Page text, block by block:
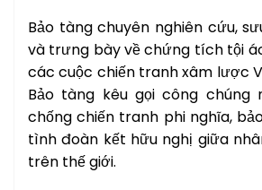
Bảo tàng chuyên nghiên cứu,
và trưng bày về chứng tích tội
các cuộc chiến tranh xâm lược
Bảo tàng kêu gọi công chúng
chống chiến tranh phi nghĩa,
tình đoàn kết hữu nghị giữa
trên thế giới.